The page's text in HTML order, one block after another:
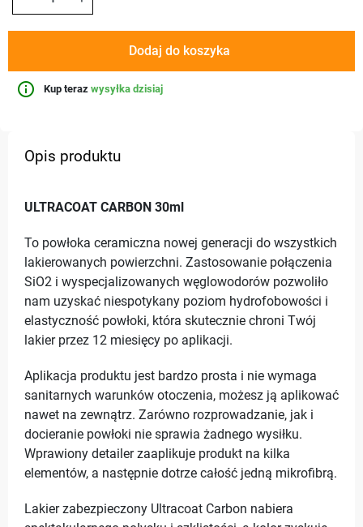
Dodaj do koszyka
info_outline Kup teraz wysyłka dzisiaj
Opis produktu
ULTRACOAT CARBON 30ml
To powłoka ceramiczna nowej generacji do wszystkich
lakierowanych powierzchni. Zastosowanie połączenia
SiO2 i wyspecjalizowanych węglowodorów pozwoliło
nam uzyskać niespotykany poziom hydrofobowości i
elastyczność powłoki, która skutecznie chroni Twój
lakier przez 12 miesięcy po aplikacji.
Aplikacja produktu jest bardzo prosta i nie wymaga
sanitarnych warunków otoczenia, możesz ją aplikować
nawet na zewnątrz. Zarówno rozprowadzanie, jak i
docieranie powłoki nie sprawia żadnego wysiłku.
Wprawiony detailer zaaplikuje produkt na kilka
elementów, a następnie dotrze całość jedną mikrofibrą.
Lakier zabezpieczony Ultracoat Carbon nabiera